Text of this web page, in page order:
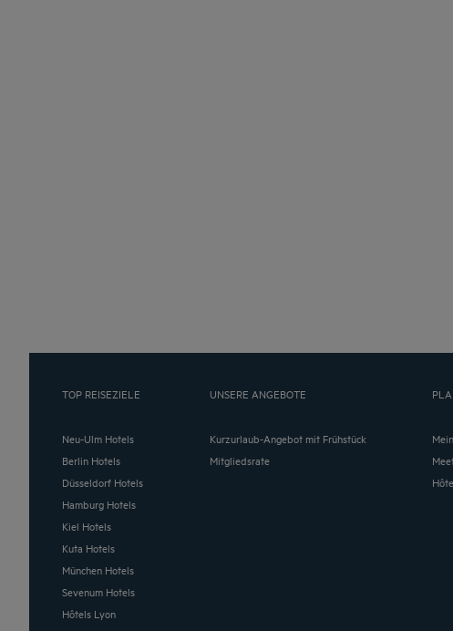
TOP REISEZIELE
Neu-Ulm Hotels
Berlin Hotels
Düsseldorf Hotels
Hamburg Hotels
Kiel Hotels
Kuta Hotels
München Hotels
Sevenum Hotels
Hôtels Lyon
UNSERE ANGEBOTE
Kurzurlaub-Angebot mit Frühstück
Mitgliedsrate